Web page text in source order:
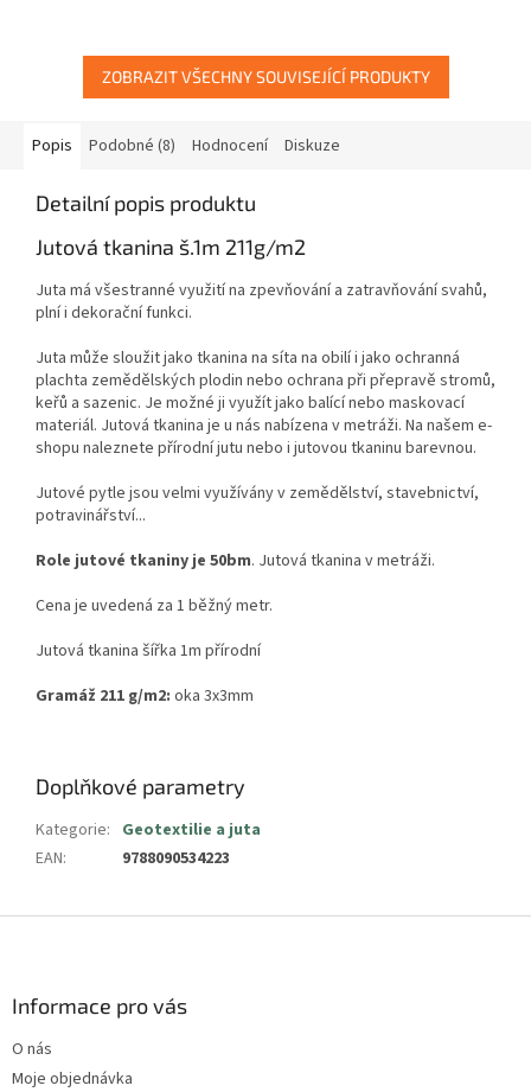
ZOBRAZIT VŠECHNY SOUVISEJÍCÍ PRODUKTY
Popis Podobné (8) Hodnocení Diskuze
Detailní popis produktu
Jutová tkanina š.1m 211g/m2
Juta má všestranné využití na zpevňování a zatravňování svahů,
plní i dekorační funkci.
Juta může sloužit jako tkanina na síta na obilí i jako ochranná
plachta zemědělských plodin nebo ochrana při přepravě stromů,
keřů a sazenic. Je možné ji využít jako balící nebo maskovací
materiál. Jutová tkanina je u nás nabízena v metráži. Na našem e-
shopu naleznete přírodní jutu nebo i jutovou tkaninu barevnou.
Jutové pytle jsou velmi využívány v zemědělství, stavebnictví,
potravinářství...
Role jutové tkaniny je 50bm. Jutová tkanina v metráži.
Cena je uvedená za 1 běžný metr.
Jutová tkanina šířka 1m přírodní
Gramáž 211 g/m2: oka 3x3mm
Doplňkové parametry
Kategorie: Geotextilie a juta
EAN: 9788090534223
Informace pro vás
O nás
Moje objednávka